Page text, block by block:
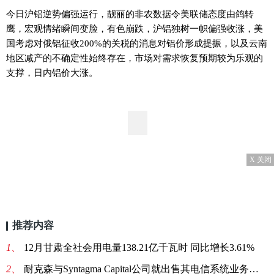
今日沪铝逆势偏强运行，靓丽的非农数据令美联储态度由鸽转
鹰，宏观情绪瞬间变脸，有色崩跌，沪铝独树一帜偏强收涨，美
国考虑对俄铝征收200%的关税的消息对铝价形成提振，以及云南
地区减产的不确定性始终存在，市场对需求恢复预期较为乐观的
支撑，日内铝价大涨。
X 关闭
推荐内容
1、 12月甘肃全社会用电量138.21亿千瓦时 同比增长3.61%
2、 耐克森与Syntagma Capital公司就出售其电信系统业务进行谈判:聚焦